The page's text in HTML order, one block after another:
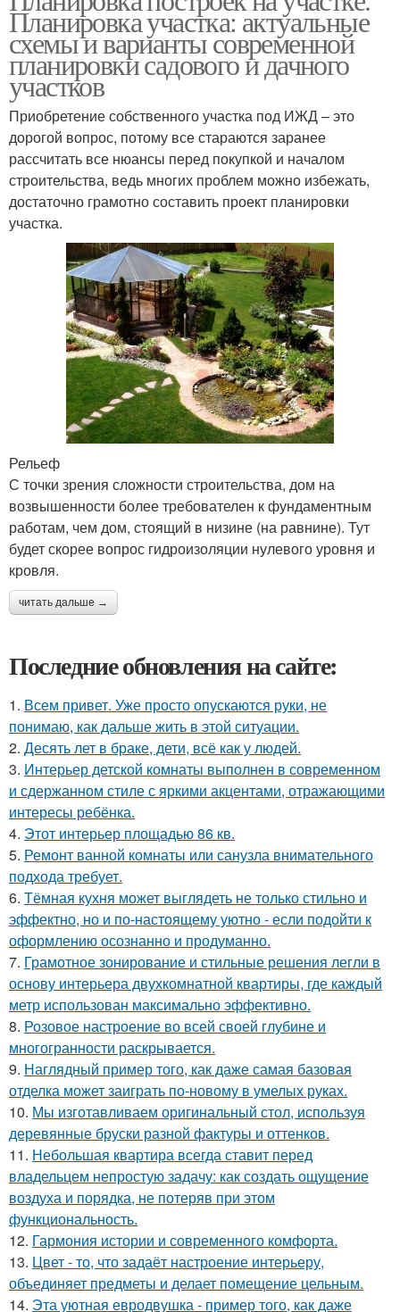
Планировка участка: актуальные
схемы и варианты современной
планировки садового и дачного
участков
Приобретение собственного участка под ИЖД – это
дорогой вопрос, потому все стараются заранее
рассчитать все нюансы перед покупкой и началом
строительства, ведь многих проблем можно избежать,
достаточно грамотно составить проект планировки
участка.
Рельеф
С точки зрения сложности строительства, дом на
возвышенности более требователен к фундаментным
работам, чем дом, стоящий в низине (на равнине). Тут
будет скорее вопрос гидроизоляции нулевого уровня и
кровля.
читать дальше →
Последние обновления на сайте:
1. Всем привет. Уже просто опускаются руки, не
понимаю, как дальше жить в этой ситуации.
2. Десять лет в браке, дети, всё как у людей.
3. Интерьер детской комнаты выполнен в современном
и сдержанном стиле с яркими акцентами, отражающими
интересы ребёнка.
4. Этот интерьер площадью 86 кв.
5. Ремонт ванной комнаты или санузла внимательного
подхода требует.
6. Тёмная кухня может выглядеть не только стильно и
эффектно, но и по-настоящему уютно - если подойти к
оформлению осознанно и продуманно.
7. Грамотное зонирование и стильные решения легли в
основу интерьера двухкомнатной квартиры, где каждый
метр использован максимально эффективно.
8. Розовое настроение во всей своей глубине и
многогранности раскрывается.
9. Наглядный пример того, как даже самая базовая
отделка может заиграть по-новому в умелых руках.
10. Мы изготавливаем оригинальный стол, используя
деревянные бруски разной фактуры и оттенков.
11. Небольшая квартира всегда ставит перед
владельцем непростую задачу: как создать ощущение
воздуха и порядка, не потеряв при этом
функциональность.
12. Гармония истории и современного комфорта.
13. Цвет - то, что задаёт настроение интерьеру,
объединяет предметы и делает помещение цельным.
14. Эта уютная евродвушка - пример того, как даже